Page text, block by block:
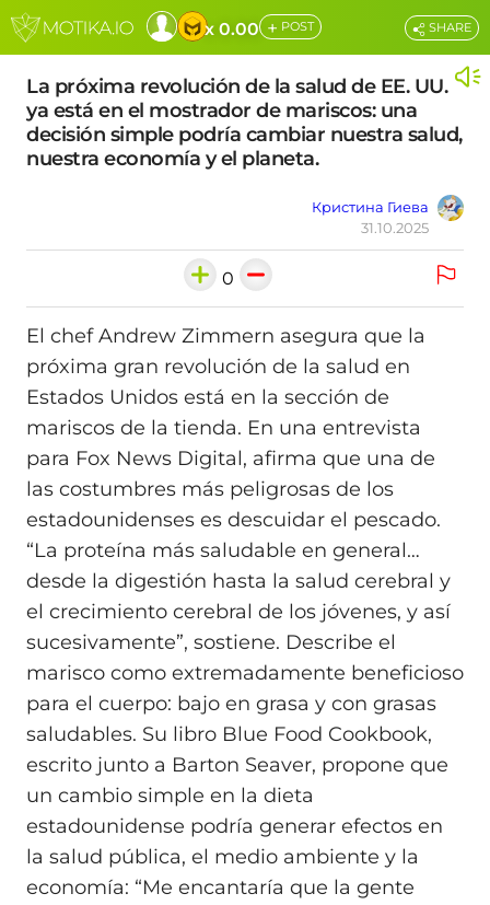
x 0.00 + POST
La próxima revolución de la salud de EE. UU.
ya está en el mostrador de mariscos: una
decisión simple podría cambiar nuestra salud,
nuestra economía y el planeta.
Кристина Гиева
31.10.2025
SHARE
0
El chef Andrew Zimmern asegura que la
próxima gran revolución de la salud en
Estados Unidos está en la sección de
mariscos de la tienda. En una entrevista
para Fox News Digital, afirma que una de
las costumbres más peligrosas de los
estadounidenses es descuidar el pescado.
“La proteína más saludable en general…
desde la digestión hasta la salud cerebral y
el crecimiento cerebral de los jóvenes, y así
sucesivamente”, sostiene. Describe el
marisco como extremadamente beneficioso
para el cuerpo: bajo en grasa y con grasas
saludables. Su libro Blue Food Cookbook,
escrito junto a Barton Seaver, propone que
un cambio simple en la dieta
estadounidense podría generar efectos en
la salud pública, el medio ambiente y la
economía: “Me encantaría que la gente